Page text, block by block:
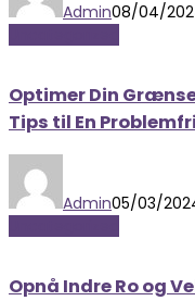
Admin08/04/
Optimer Din
Tips til En
Admin05/03/
Opnå Indre Ro og